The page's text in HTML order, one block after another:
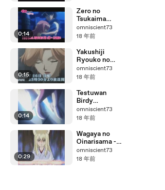
0:14
Zero no
Tsukaima
~Princesses
no Rondo~ -
omniscient73
18 年前
0:15
Yakushiji
Ryouko no
Kaiki Jikenbo
- CM
omniscient73
18 年前
0:14
Testuwan
Birdy
DECODE -
CM1
omniscient73
18 年前
0:29
Wagaya no
Oinarisama -
CM1
omniscient73
18 年前